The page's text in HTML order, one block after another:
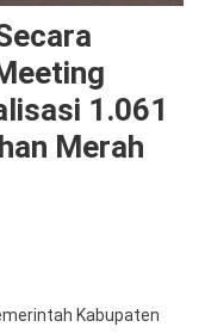
1.061
Merah
Kabupaten